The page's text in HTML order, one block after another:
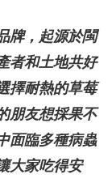
牌，起源於閩
者和土地共好
擇耐熱的草莓
朋友想採果不
面臨多種病蟲
大家吃得安